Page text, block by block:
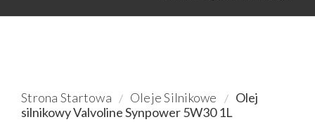
Strona Startowa Oleje Silnikowe
Olej
silnikowy Valvoline Synpower 5W30 1L